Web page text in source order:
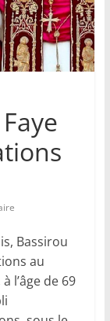
Bassirou
au
l’âge de 69